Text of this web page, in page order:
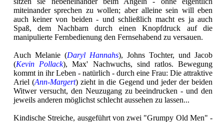
miteinander sprechen zu wollen; aber alleine sein will eben
auch keiner von beiden - und schließlich macht es ja auch
Spaß, dem Nachbarn durch einen Knopfdruck auf die
manipulierte Fernbedienung den Fernsehabend zu versauen.
Auch Melanie (Daryl Hannahs), Johns Tochter, und Jacob
(Kevin Pollack), Max' Nachwuchs, sind ratlos. Bewegung
kommt in ihr Leben - natürlich - durch eine Frau: Die attraktive
Ariel (Ann-Margert) zieht in die Gegend und jeder der beiden
Witwer versucht, den Neuzugang zu beeindrucken - und den
jeweils anderen möglichst schlecht aussehen zu lassen...
Kindische Streiche, ausgeführt von zwei "Grumpy Old Men" -